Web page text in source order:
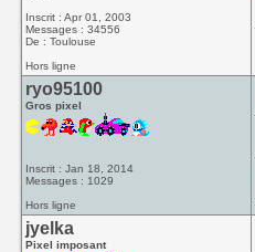
Inscrit : Apr 01, 2003
Messages : 34556
De : Toulouse
Hors ligne
ryo95100
Gros pixel
Inscrit : Jan 18, 2014
Messages : 1029
Hors ligne
jyelka
Pixel imposant